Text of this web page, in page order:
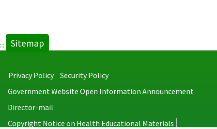
::: Sitemap
Privacy Policy
Security Policy
Government Website Open Information Announcement
Director-mail
Copyright Notice on Health Educational Materials